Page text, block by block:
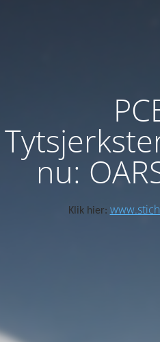
nu:
Klik hier: